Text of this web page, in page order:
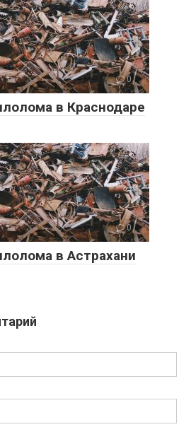
0
в Краснодаре
0
в Астрахани